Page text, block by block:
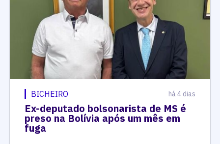
BICHEIRO há 4 dias
Ex-deputado bolsonarista de MS é
preso na Bolívia após um mês em
fuga